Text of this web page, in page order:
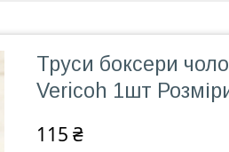
Труси боксери
Vericoh 1шт
115 ₴